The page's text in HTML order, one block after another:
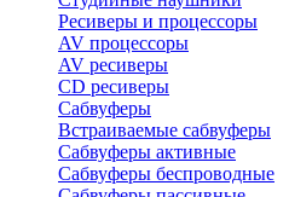
Ресиверы и процессоры
AV процессоры
AV ресиверы
CD ресиверы
Сабвуферы
Встраиваемые сабвуферы
Сабвуферы активные
Сабвуферы беспроводные